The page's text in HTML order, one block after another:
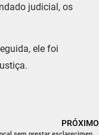
judicial, os
ele foi
PRÓXIMO